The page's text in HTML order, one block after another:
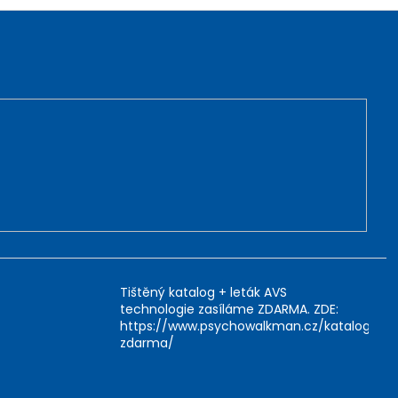
Tištěný katalog + leták AVS
technologie zasíláme ZDARMA. ZDE:
https://www.psychowalkman.cz/katalog-
zdarma/